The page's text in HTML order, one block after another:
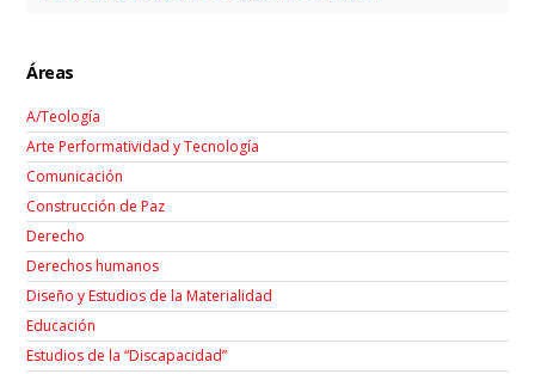
Áreas
A/Teología
Arte Performatividad y Tecnología
Comunicación
Construcción de Paz
Derecho
Derechos humanos
Diseño y Estudios de la Materialidad
Educación
Estudios de la “Discapacidad”